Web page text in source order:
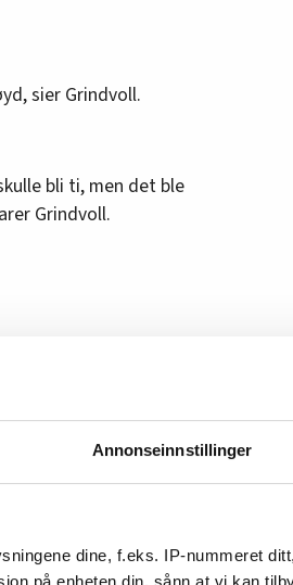
Annonseinnstillinger
dine, f.eks. IP-nummeret
på enheten din, sånn at vi kan
sier Grindvoll.
bli ti, men det ble
Grindvoll.